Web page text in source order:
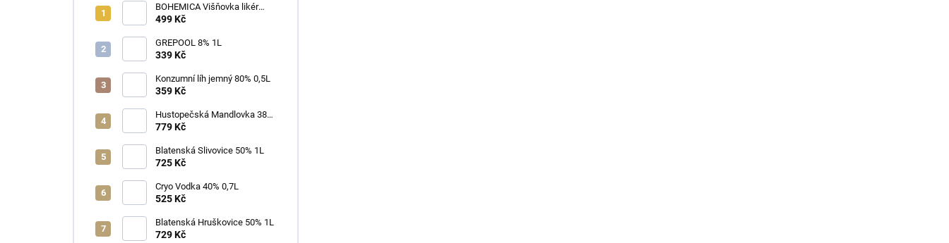
BOHEMICA Višňovka likér
25% 0,7L
499 Kč
GREPOOL 8% 1L
339 Kč
Konzumní líh jemný 80% 0,5L
359 Kč
Hustopečská Mandlovka 38%
1L
779 Kč
Blatenská Slivovice 50% 1L
725 Kč
Cryo Vodka 40% 0,7L
525 Kč
Blatenská Hruškovice 50% 1L
729 Kč